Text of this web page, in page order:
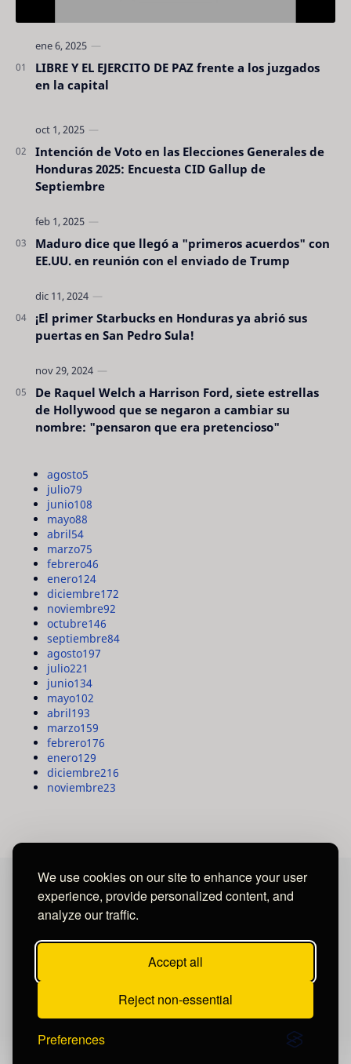
We use cookies on our site to enhance your user
experience, provide personalized content, and
analyze our traffic.
Accept all
Reject non-essential
Preferences
LIBRE Y EL EJERCITO DE PAZ frente a los juzgados
en la capital
Intención de Voto en las Elecciones Generales de
Honduras 2025: Encuesta CID Gallup de
Septiembre
Maduro dice que llegó a "primeros acuerdos" con
EE.UU. en reunión con el enviado de Trump
¡El primer Starbucks en Honduras ya abrió sus
puertas en San Pedro Sula!
De Raquel Welch a Harrison Ford, siete estrellas
de Hollywood que se negaron a cambiar su
nombre: "pensaron que era pretencioso"
agosto5
julio79
junio108
mayo88
abril54
marzo75
febrero46
enero124
diciembre172
noviembre92
octubre146
septiembre84
agosto197
julio221
junio134
mayo102
abril193
marzo159
febrero176
enero129
diciembre216
noviembre23
MAYA MEDIA GROUP
Ubicados en Tegucigalpa - Honduras.